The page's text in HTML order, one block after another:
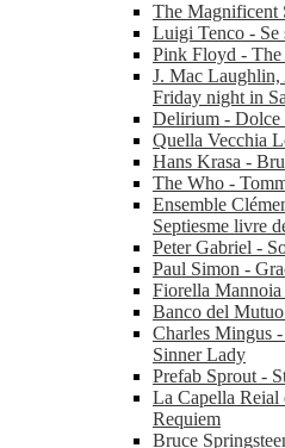
The Magnificent
Luigi Tenco - Se
Pink Floyd -
J. Mac
Friday night in
Delirium - Dolce
Quella Vecchia
Hans Krasa -
The Who -
Ensemble
Septiesme livre
Peter Gabriel -
Paul Simon -
Fiorella
Banco del
Charles Mingus
Sinner Lady
Prefab Sprout -
La Capella Reial
Requiem
Bruce